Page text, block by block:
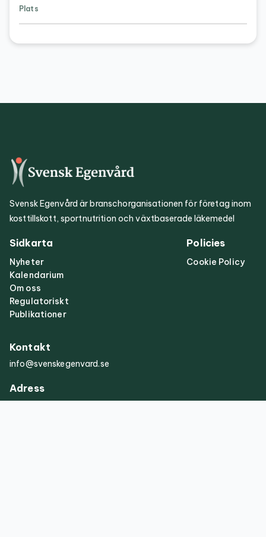
Plats
Svensk Egenvård är branschorganisationen för företag inom
kosttillskott, sportnutrition och växtbaserade läkemedel
Sidkarta
Nyheter
Kalendarium
Om oss
Regulatoriskt
Publikationer
Policies
Cookie Policy
Kontakt
info@svenskegenvard.se
Adress